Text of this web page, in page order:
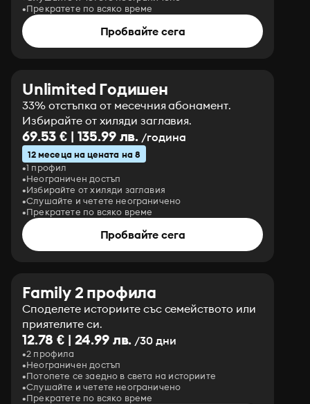
Прекратете по всяко време
Пробвайте сега
Unlimited Годишен
33% отстъпка от месечния абонамент.
Избирайте от хиляди заглавия.
69.53 € | 135.99 лв. /година
12 месеца на цената на 8
1 профил
Неограничен достъп
Избирайте от хиляди заглавия
Слушайте и четете неограничено
Прекратете по всяко време
Пробвайте сега
Family 2 профила
Споделете историите със семейството или
приятелите си.
12.78 € | 24.99 лв. /30 дни
2 профила
Неограничен достъп
Потопете се заедно в света на историите
Слушайте и четете неограничено
Прекратете по всяко време